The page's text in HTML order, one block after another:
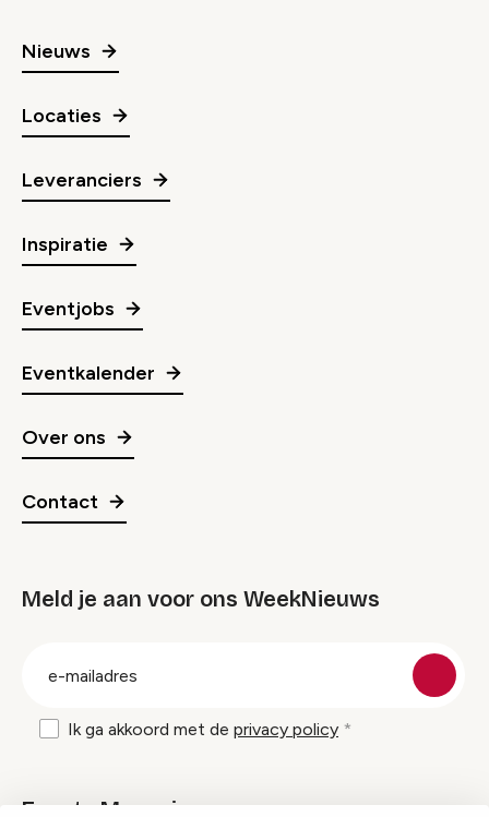
Nieuws
Locaties
Leveranciers
Inspiratie
Eventjobs
Eventkalender
Over ons
Contact
Meld je aan voor ons WeekNieuws
Ik ga akkoord met de privacy policy
Events Magazine